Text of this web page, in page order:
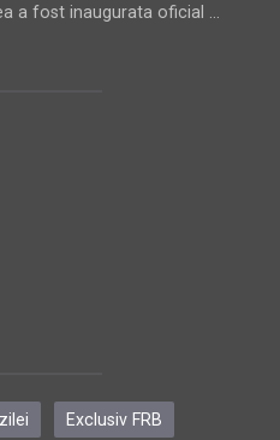
a fost inaugurata oficial ...
Exclusiv FRB